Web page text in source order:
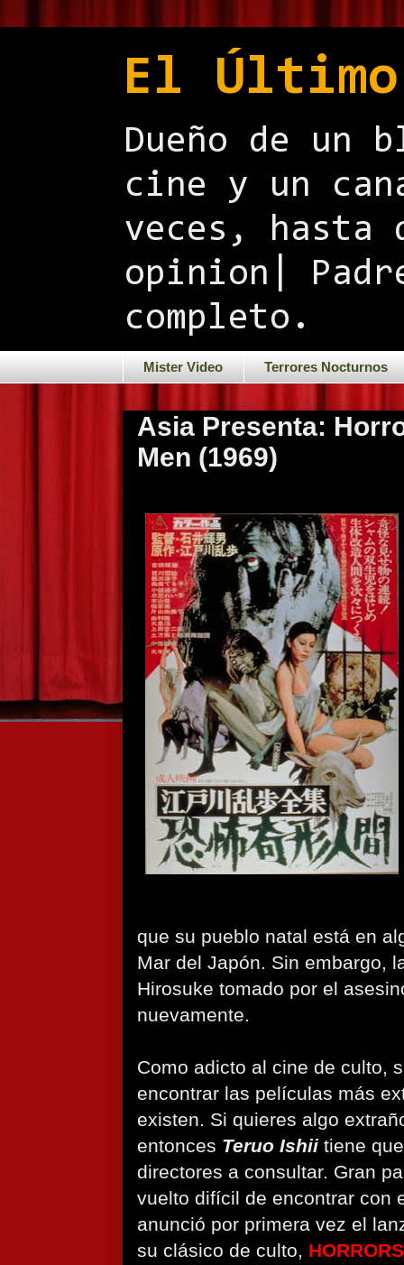
El
Dueño de un
cine y un
veces, hasta
opinion|
completo.
Mister Video Terrores Nocturnos
Asia Presenta:
Men (1969)
que su pueblo natal está en
Mar del Japón. Sin embargo,
Hirosuke tomado por el
nuevamente.
Como adicto al cine de culto,
encontrar las películas más
existen. Si quieres algo
entonces Teruo Ishii tiene
directores a consultar. Gran
vuelto difícil de encontrar con
anunció por primera vez el
su clásico de culto,